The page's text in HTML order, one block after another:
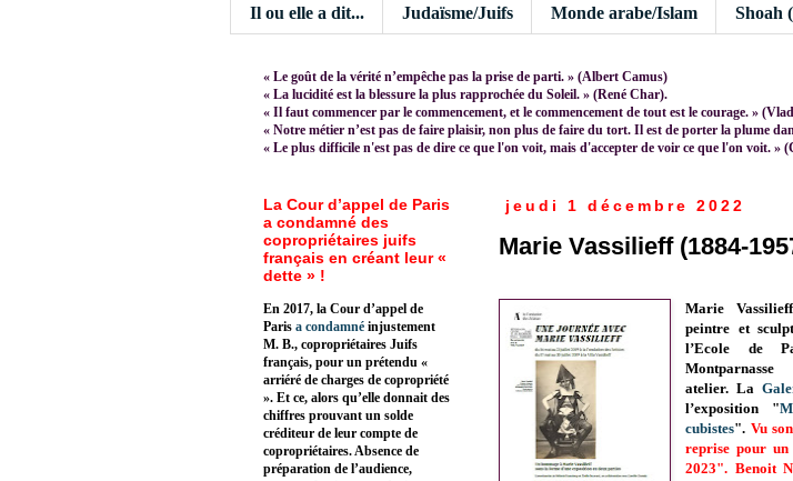
Il ou elle a dit... Judaïsme/Juifs Monde arabe/Islam Shoah
« Le goût de la vérité n’empêche pas la prise de parti. » (Albert Camus)
« La lucidité est la blessure la plus rapprochée du Soleil. » (René Char).
« Il faut commencer par le commencement, et le commencement de tout est le courage. »
« Notre métier n’est pas de faire plaisir, non plus de faire du tort. Il est de porter la plume
« Le plus difficile n'est pas de dire ce que l'on voit, mais d'accepter de voir ce que l'on voit. »
jeudi 1 décembre 2022
Marie Vassilieff (1884-
Marie
peintre et
l’Ecole de
atelier. La
l’exposition "
cubistes". Vu
reprise pour
2023". Benoit
La Cour d’appel de Paris
a condamné des
copropriétaires juifs
français en créant leur «
dette » !
En 2017, la Cour d’appel de
Paris a condamné injustement
M. B., copropriétaires Juifs
français, pour un prétendu «
arriéré de charges de copropriété
». Et ce, alors qu’elle donnait des
chiffres prouvant un solde
créditeur de leur compte de
copropriétaires. Absence de
préparation de l’audience,